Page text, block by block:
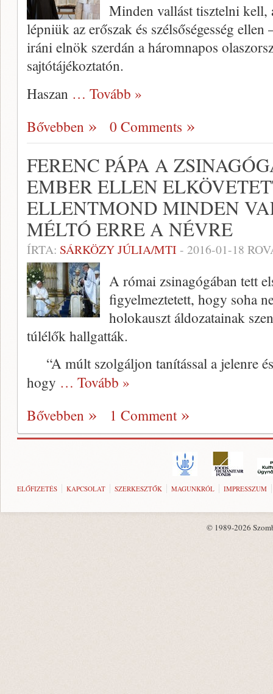
Minden vallást tisztelni
lépniük az erőszak és szélsőségesség
iráni elnök szerdán a háromnapos
sajtótájékoztatón.
Haszan … Tovább »
Bővebben
0 Comments
FERENC PÁPA A
EMBER ELLEN
ELLENTMOND MINDEN
MÉLTÓ ERRE A NÉVRE
ÍRTA: SÁRKÖZY JÚLIA/MTI - 2016-01-18
A római zsinagógában tett
figyelmeztetett, hogy soha
holokauszt áldozatainak
túlélők hallgatták.
“A múlt szolgáljon tanítással a jelenre
hogy … Tovább »
Bővebben
1 Comment
ELŐFIZETÉS KAPCSOLAT SZERKESZTŐK MAGUNKRÓL IMPRESSZUM
© 1989-2026